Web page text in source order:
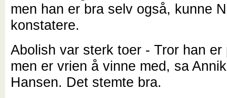
men han er bra selv også, kunne
konstatere.
Abolish var sterk toer - Tror han er
men er vrien å vinne med, sa
Hansen. Det stemte bra.